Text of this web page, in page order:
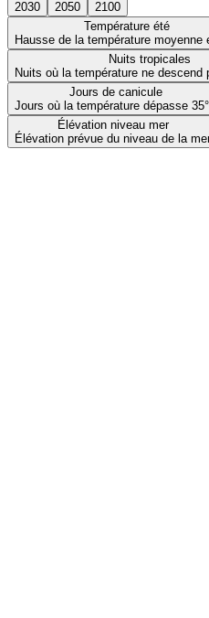
2030 2050
2100
Température été
Hausse de la température moyenne
Nuits tropicales
Nuits où la température ne descend
Jours de canicule
Jours où la température dépasse
Élévation niveau mer
Élévation prévue du niveau de la